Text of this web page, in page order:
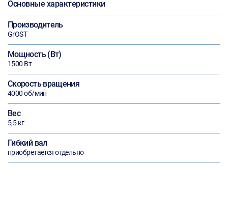
Основные характеристики
Производитель
GrOST
Мощность (Вт)
1500 Вт
Скорость вращения
4000 об/мин
Вес
5,5 кг
Гибкий вал
приобретается отдельно